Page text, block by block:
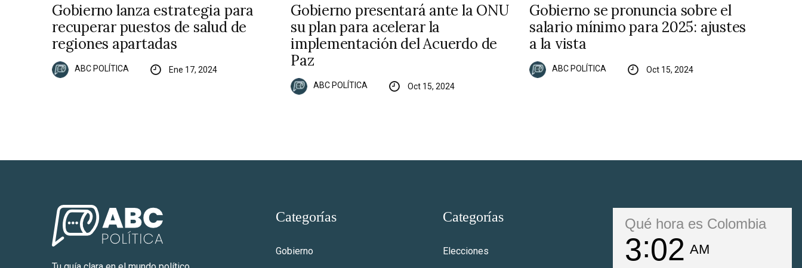
Gobierno lanza estrategia para
recuperar puestos de salud de
regiones apartadas
ABC POLÍTICA Ene 17, 2024
Gobierno presentará ante la ONU
su plan para acelerar la
implementación del Acuerdo de
Paz
ABC POLÍTICA Oct 15, 2024
Gobierno se pronuncia sobre el
salario mínimo para 2025: ajustes
a la vista
ABC POLÍTICA Oct 15, 2024
Categorías
Gobierno
Categorías
Elecciones
Qué hora es Colombia
3 02 AM